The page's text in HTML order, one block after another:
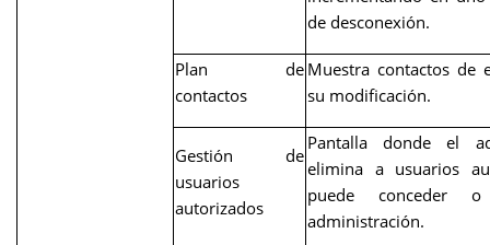
de desconexión.
Plan de
contactos
Muestra contactos de
su modificación.
Gestión de
usuarios
autorizados
Pantalla donde el
elimina a usuarios
puede conceder
administración.